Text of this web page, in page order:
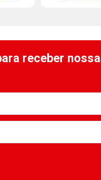
receber